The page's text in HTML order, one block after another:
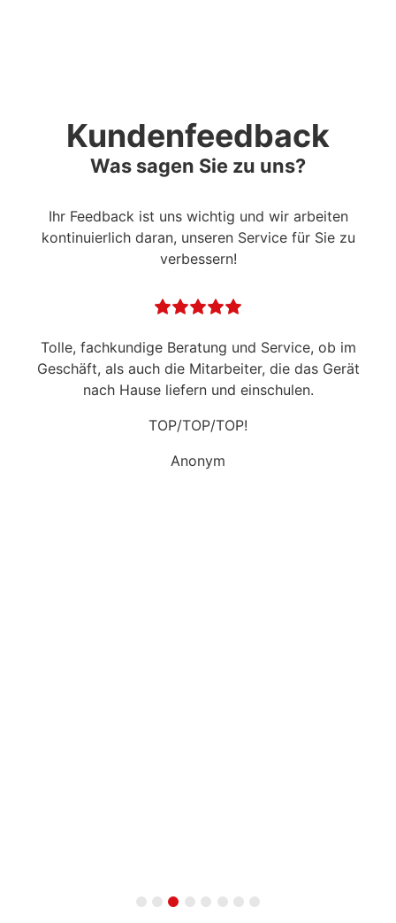
Kundenfeedback
Was sagen Sie zu uns?
Ihr Feedback ist uns wichtig und wir arbeiten
kontinuierlich daran, unseren Service für Sie zu
verbessern!
Tolle, fachkundige Beratung und Service, ob im
Geschäft, als auch die Mitarbeiter, die das Gerät
nach Hause liefern und einschulen.
TOP/TOP/TOP!
Anonym